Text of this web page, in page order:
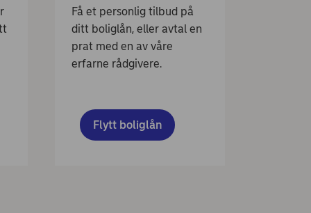
Få et personlig tilbud på
ditt boliglån, eller avtal en
prat med en av våre
erfarne rådgivere.
Flytt boliglån